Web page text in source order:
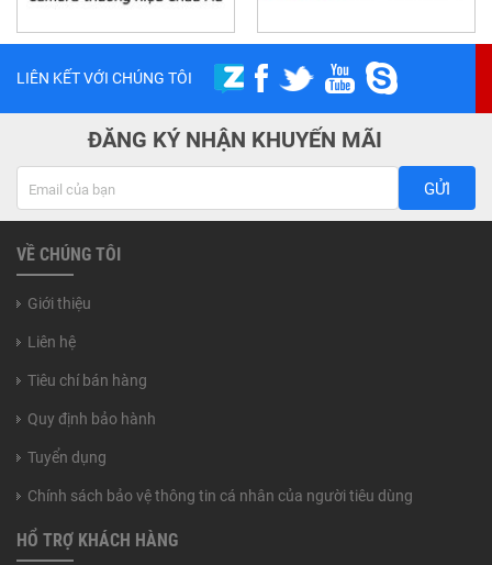
LIÊN KẾT VỚI CHÚNG TÔI
ĐĂNG KÝ NHẬN KHUYẾN MÃI
GỬI
VỀ CHÚNG TÔI
Giới thiệu
Liên hệ
Tiêu chí bán hàng
Quy định bảo hành
Tuyển dụng
Chính sách bảo vệ thông tin cá nhân của người tiêu dùng
HỔ TRỢ KHÁCH HÀNG